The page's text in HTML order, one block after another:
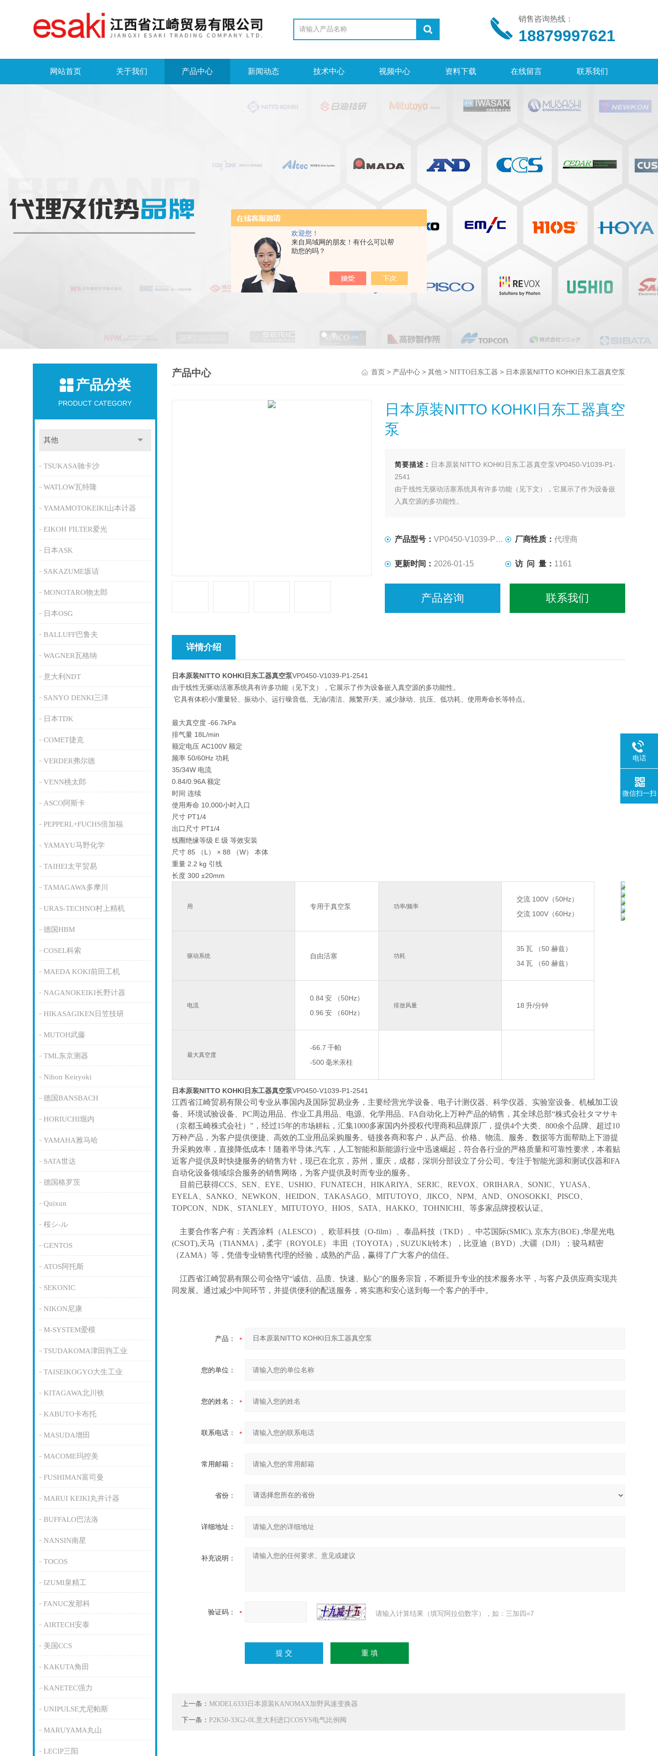
欢迎您！
来自局域网的朋友！有什么可以帮
助您的吗？
销售咨询热线：
18879997621
网站首页 关于我们 产品中心 新闻动态 技术中心 视频中心 资料下载 在线留言 联系我们
产品分类
PRODUCT CATEGORY
其他
TSUKASA驰卡沙
WATLOW瓦特隆
YAMAMOTOKEIKI山本计器
EIKOH FILTER爱光
日本ASK
SAKAZUME坂诘
MONOTARO物太郎
日本OSG
BALLUFF巴鲁夫
WAGNER瓦格纳
意大利NDT
SANYO DENKI三洋
日本TDK
COMET捷克
VERDER弗尔德
VENN桃太郎
ASCO阿斯卡
PEPPERL+FUCHS倍加福
YAMAYU马野化学
TAIHEI太平贸易
TAMAGAWA多摩川
URAS-TECHNO村上精机
德国HBM
COSEL科索
MAEDA KOKI前田工机
NAGANOKEIKI长野计器
HIKASAGIKEN日笠技研
MUTOH武藤
TML东京测器
Nihon Keiryoki
德国BANSBACH
HORIUCHI堀内
YAMAHA雅马哈
SATA世达
德国格罗茨
Quixun
桜シ-ル
GENTOS
ATOS阿托斯
SEKONIC
NIKON尼康
M-SYSTEM爱模
TSUDAKOMA津田驹工业
TAISEIKOGYO大生工业
KITAGAWA北川铁
KABUTO卡布托
MASUDA增田
MACOME玛控美
FUSHIMAN富司曼
MARUI KEIKI丸井计器
BUFFALO巴法洛
NANSIN南星
TOCOS
IZUMI泉精工
FANUC发那科
AIRTECH安泰
美国CCS
KAKUTA角田
KANETEC强力
UNIPULSE尤尼帕斯
MARUYAMA丸山
LECIP三阳
产品中心 首页> 产品中心> 其他> NITTO日东工器 > 日本原装NITTO KOHKI日东工器真空泵
日本原装NITTO KOHKI日东工器真空
泵
简要描述： 日本原装NITTO KOHKI日东工器真空泵VP0450-V1039-P1-
2541
由于线性无驱动活塞系统具有许多功能（见下文），它展示了作为设备嵌
入真空源的多功能性。
产品型号：VP0450-V1039-P1-2541 厂商性质： 代理商
更新时间： 2026-01-15 访 问 量： 1161
产品咨询 联系我们
详情介绍
日本原装NITTO KOHKI日东工器真空泵VP0450-V1039-P1-2541
由于线性无驱动活塞系统具有许多功能（见下文），它展示了作为设备嵌入真空源的多功能性。
它具有体积小/重量轻、振动小、运行噪音低、无油/清洁、频繁开/关、减少脉动、抗压、低功耗、使用寿命长等特点。
最大真空度 -66.7kPa
排气量 18L/min
额定电压 AC100V 额定
频率 50/60Hz 功耗
35/34W 电流
0.84/0.96A 额定
时间 连续
使用寿命 10,000小时入口
尺寸 PT1/4
出口尺寸 PT1/4
线圈绝缘等级 E 级 等效安装
尺寸 85 （L） × 88 （W） 本体
重量 2.2 kg 引线
长度 300 ±20mm
用 专用于真空泵 功率/频率
交流 100V（50Hz）
交流 100V（60Hz）
驱动系统 自由活塞 功耗
35 瓦 （50 赫兹）
34 瓦 （60 赫兹）
电流
0.84 安 （50Hz）
0.96 安 （60Hz）
排放风量 18 升/分钟
最大真空度
-66.7 千帕
-500 毫米汞柱
日本原装NITTO KOHKI日东工器真空泵VP0450-V1039-P1-2541
江西省江崎贸易有限公司专业从事国内及国际贸易业务，主要经营光学设备、电子计测仪器、科学仪器、实验室设备、机械加工设
备、环境试验设备、PC周边用品、作业工具用品、电源、化学用品、FA自动化上万种产品的销售，其全球总部“株式会社タマサキ
（京都玉崎株式会社）"，经过15年的市场耕耘 ，汇集1000多家国内外授权代理商和品牌原厂，提供4个大类、800余个品牌、超过10
万种产品，为客户提供便捷、高效的工业用品采购服务。链接各商和客户，从产品、价格、物流、服务、数据等方面帮助上下游提
升采购效率，直接降低成本！随着半导体,汽车，人工智能和新能源行业中迅速崛起，符合各行业的严格质量和可靠性要求，本着贴
近客户提供及时快捷服务的销售方针，现已在北京，苏州，重庆，成都，深圳分部设立了分公司。专注于智能光源和测试仪器和FA
自动化设备领域综合服务的销售网络，为客户提供及时而专业的服务。
目前已获得CCS、SEN、EYE、USHIO、FUNATECH、HIKARIYA、SERIC、REVOX、ORIHARA、SONIC、YUASA、
EYELA、SANKO、NEWKON、HEIDON、TAKASAGO、MITUTOYO、JIKCO、NPM、AND、ONOSOKKI、PISCO、
TOPCON、NDK、STANLEY、MITUTOYO、HIOS、SATA、HAKKO、TOHNICHI、等多家品牌授权认证。
主要合作客户有：关西涂料（ALESCO）、欧菲科技（O-film）、泰晶科技（TKD）、中芯国际(SMIC), 京东方(BOE) ,华星光电
(CSOT),天马（TIANMA）, 柔宇（ROYOLE） 丰田（TOYOTA）, SUZUKI(铃木），比亚迪（BYD）,大疆（DJI）；骏马精密
（ZAMA）等，凭借专业销售代理的经验，成熟的产品，赢得了广大客户的信任。
江西省江崎贸易有限公司会恪守“诚信、品质、快速、贴心"的服务宗旨，不断提升专业的技术服务水平，与客户及供应商实现共
同发展。通过减少中间环节，并提供便利的配送服务，将实惠和安心送到每一个客户的手中。
产品：
您的单位：
您的姓名：
联系电话：
常用邮箱：
省份：
详细地址：
补充说明：
验证码： 请输入计算结果（填写阿拉伯数字），如：三加四=7
上一条： MODEL6333日本原装KANOMAX加野风速变换器
下一条： P2K50-33G2-0L意大利进口COSYS电气比例阀
电话
微信扫一扫